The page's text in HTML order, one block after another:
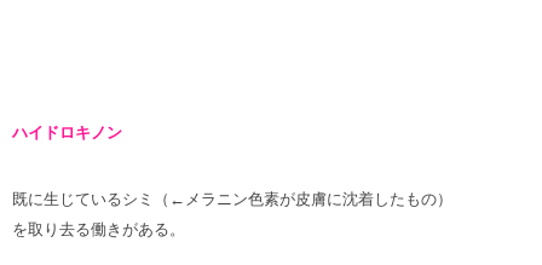
ハイドロキノン
既に生じているシミ（←メラニン色素が皮膚に沈着したもの）
を取り去る働きがある。